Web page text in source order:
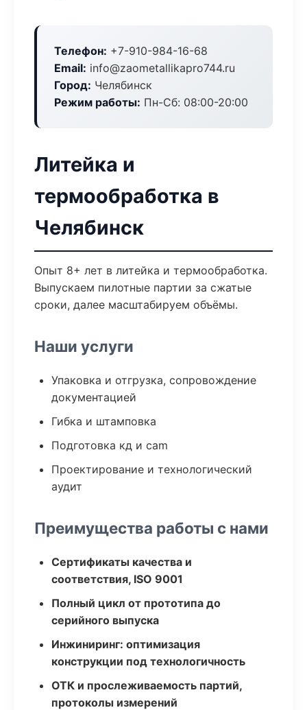
Телефон: +7-910-984-16-68
Email: info@zaometallikapro744.ru
Город: Челябинск
Режим работы: Пн-Сб: 08:00-20:00
Литейка и
термообработка в
Челябинск
Опыт 8+ лет в литейка и термообработка.
Выпускаем пилотные партии за сжатые
сроки, далее масштабируем объёмы.
Наши услуги
Упаковка и отгрузка, сопровождение
документацией
Гибка и штамповка
Подготовка кд и cam
Проектирование и технологический
аудит
Преимущества работы с нами
Сертификаты качества и
соответствия, ISO 9001
Полный цикл от прототипа до
серийного выпуска
Инжиниринг: оптимизация
конструкции под технологичность
ОТК и прослеживаемость партий,
протоколы измерений